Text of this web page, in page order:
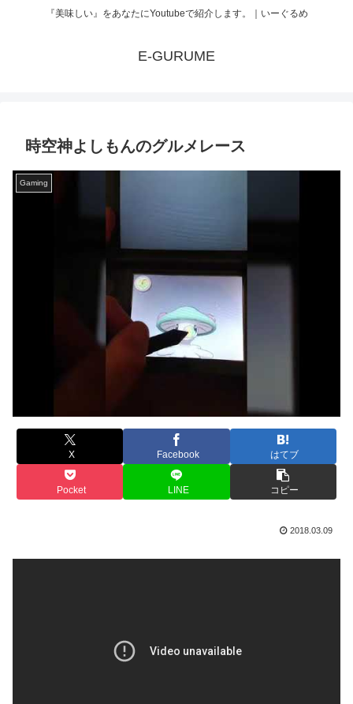
『美味しい』をあなたにYoutubeで紹介します。｜いーぐるめ
E-GURUME
時空神よしもんのグルメレース
Gaming
X Facebook はてブ
Pocket LINE コピー
2018.03.09